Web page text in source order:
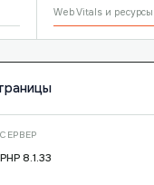
Web Vitals и ресурсы
СЕРВЕР
PHP 8.1.33